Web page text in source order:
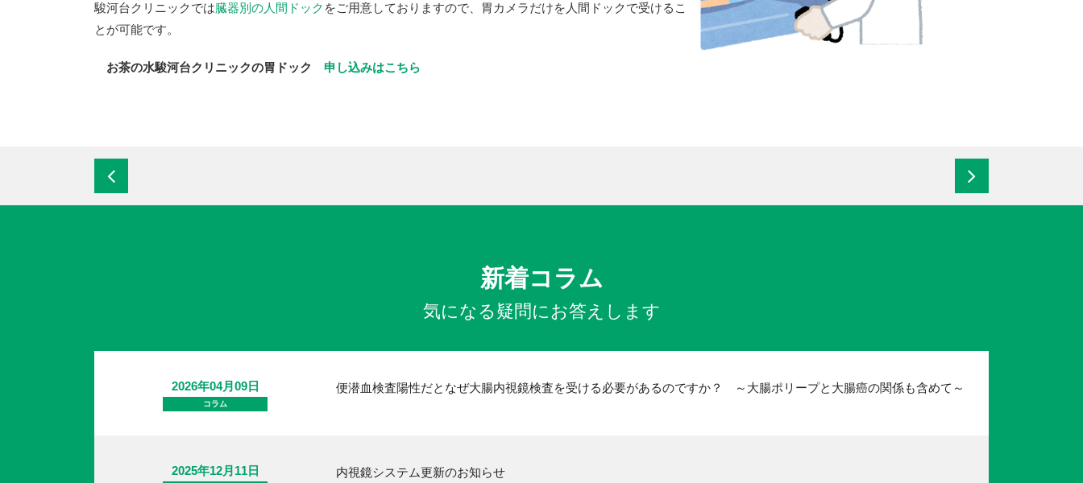
駿河台クリニックでは臓器別の人間ドック をご用意しておりますので、胃カメラだけを人間ドックで受けるこ
とが可能です。
お茶の水駿河台クリニックの胃ドック 申し込みはこちら
新着コラム
気になる疑問にお答えします
2026年04月09日
コラム
便潜血検査陽性だとなぜ大腸内視鏡検査を受ける必要があるのですか？ ～大腸ポリープと大腸癌の関係も含めて～
2025年12月11日 内視鏡システム更新のお知らせ